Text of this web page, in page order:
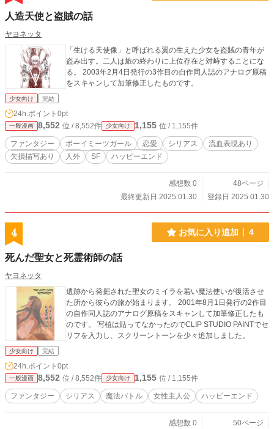
人造天使と盗賊の話
ヤヨネッタ
「生ける天使像」と呼ばれる翼の生えた少女を盗賊の青年が
盗み出す。二人は旅の終わりに上位存在と対峙することにな
る。 2003年2月4日発行の3作目の自作同人誌のアナログ原稿
をスキャンして加筆修正したものです。
少女向け 完結
24h.ポイント 0pt
一般漫画 8,552 位 / 8,552件 少女向け 1,155 位 / 1,155件
ファンタジー ボーイミーツガール 恋愛 シリアス
流血表現あり
欠損描写あり
人外 SF ハッピーエンド
感想数 0
48ページ
最終更新日 2025.01.30
登録日 2025.01.30
4 お気に入り追加 4
死んだ聖女と死霊術師の話
ヤヨネッタ
遺跡から発掘された聖女のミイラを若い魔法使いが復活させ
た所から彼らの旅が始まります。 2001年8月1日発行の2作目
の自作同人誌のアナログ原稿をスキャンして加筆修正したも
のです。 写植は貼ってなかったのでCLIP STUDIO PAINTでセ
リフを入力し、スクリーントーンを少々追加しました。
少女向け 完結
24h.ポイント 0pt
一般漫画 8,552 位 / 8,552件 少女向け 1,155 位 / 1,155件
ファンタジー シリアス 魔法バトル 女性主人公 ハッピーエンド
感想数 0 50ページ